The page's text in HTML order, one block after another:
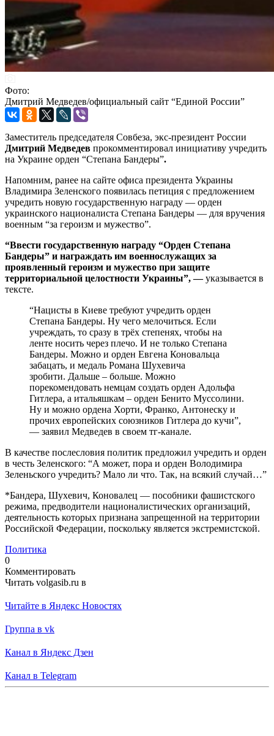
Фото:
Дмитрий Медведев/официальный сайт “Единой России”
Заместитель председателя Совбеза, экс-президент России
Дмитрий Медведев прокомментировал инициативу учредить
на Украине орден “Степана Бандеры”.
Напомним, ранее на сайте офиса президента Украины
Владимира Зеленского появилась петиция с предложением
учредить новую государственную награду — орден
украинского националиста Степана Бандеры — для вручения
военным “за героизм и мужество”.
“Ввести государственную награду “Орден Степана
Бандеры” и награждать им военнослужащих за
проявленный героизм и мужество при защите
территориальной целостности Украины”, —указывается в
тексте.
“Нацисты в Киеве требуют учредить орден
Степана Бандеры. Ну чего мелочиться. Если
учреждать, то сразу в трёх степенях, чтобы на
ленте носить через плечо. И не только Степана
Бандеры. Можно и орден Евгена Коновальца
забацать, и медаль Романа Шухевича
зробити. Дальше – больше. Можно
порекомендовать немцам создать орден Адольфа
Гитлера, а итальяшкам – орден Бенито Муссолини.
Ну и можно ордена Хорти, Франко, Антонеску и
прочих европейских союзников Гитлера до кучи”,
— заявил Медведев в своем тг-канале.
В качестве послесловия политик предложил учредить и орден
в честь Зеленского: “А может, пора и орден Володимира
Зеленьского учредить? Мало ли что. Так, на всякий случай…”
*Бандера, Шухевич, Коновалец — пособники фашистского
режима, предводители националистических организаций,
деятельность которых признана запрещенной на территории
Российской Федерации, поскольку является экстремистской.
Политика
0
Комментировать
Читать volgasib.ru в
Читайте в Яндекс Новостях
Группа в vk
Канал в Яндекс Дзен
Канал в Telegram